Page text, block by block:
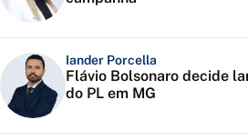
Iander Porcella
Flávio Bolsonaro decide
do PL em MG